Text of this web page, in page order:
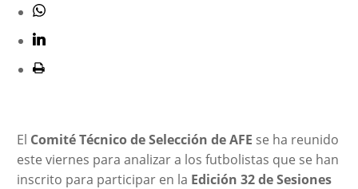
El Comité Técnico de Selección de AFE se ha reunido
este viernes para analizar a los futbolistas que se han
inscrito para participar en la Edición 32 de Sesiones